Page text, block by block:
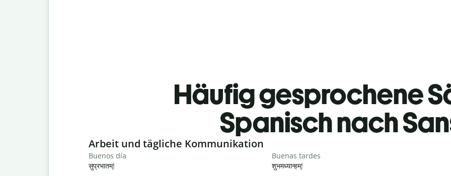
Häufig gesprochene
Spanisch nach
Slide 1 of 6
Arbeit und tägliche Kommunikation
Buenos día
सुप्रभातम्!
Buenas tardes
शुभमध्यान्हम्!